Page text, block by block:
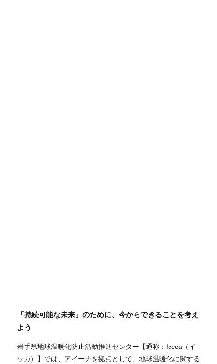
「持続可能な未来」のために、今からできることを考え
よう
岩手県地球温暖化防止活動推進センター【通称：Iccca（イ
ッカ）】では、アイーナを拠点として、地球温暖化に関する